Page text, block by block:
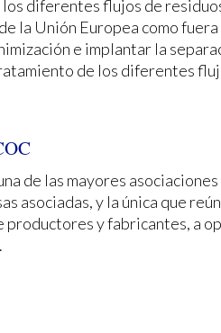
diferentes flujos de
la Unión Europea como
e implantar la
de los diferentes
de las mayores
asociadas, y la única que
productores y fabricantes, a